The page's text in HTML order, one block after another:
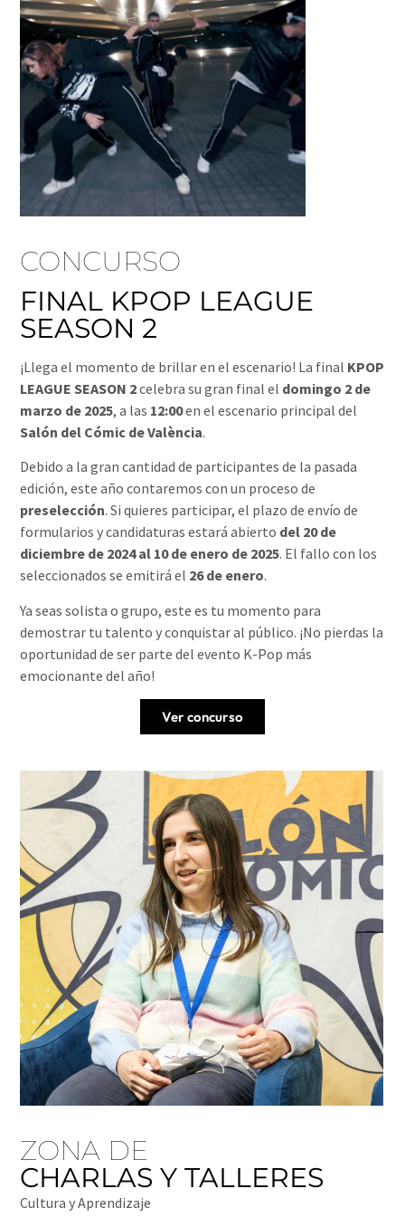
CONCURSO
FINAL KPOP LEAGUE
SEASON 2
¡Llega el momento de brillar en el escenario! La final KPOP
LEAGUE SEASON 2celebra su gran final el domingo 2 de
marzo de 2025, a las 12:00en el escenario principal del
Salón del Cómic de València.
Debido a la gran cantidad de participantes de la pasada
edición, este año contaremos con un proceso de
preselección. Si quieres participar, el plazo de envío de
formularios y candidaturas estará abierto del 20 de
diciembre de 2024 al 10 de enero de 2025. El fallo con los
seleccionados se emitirá el 26 de enero.
Ya seas solista o grupo, este es tu momento para
demostrar tu talento y conquistar al público. ¡No pierdas la
oportunidad de ser parte del evento K-Pop más
emocionante del año!
Ver concurso
ZONA DE
CHARLAS Y TALLERES
Cultura y Aprendizaje